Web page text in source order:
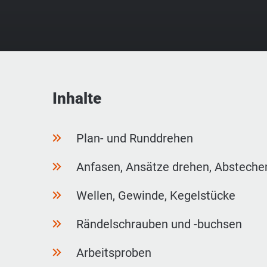
Inhalte
Plan- und Runddrehen
Anfasen, Ansätze drehen,
Wellen, Gewinde, Kegelstücke
Rändelschrauben und -buchsen
Arbeitsproben